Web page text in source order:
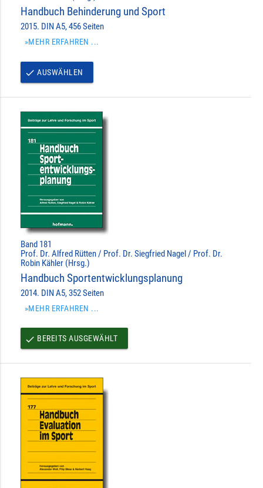
Handbuch Behinderung und Sport
2015. DIN A5, 456 Seiten
»MEHR ERFAHREN ...
done AUSWÄHLEN
Band 181
Prof. Dr. Alfred Rütten / Prof. Dr. Siegfried Nagel / Prof. Dr.
Robin Kähler (Hrsg.)
Handbuch Sportentwicklungsplanung
2014. DIN A5, 352 Seiten
»MEHR ERFAHREN ...
done BEREITS AUSGEWÄHLT